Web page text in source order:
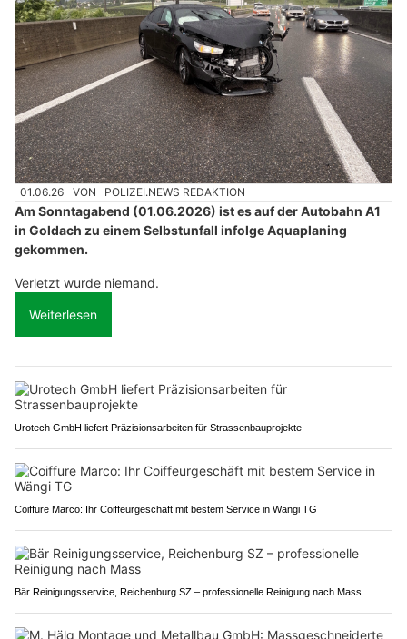
01.06.26 VON POLIZEI.NEWS REDAKTION
Am Sonntagabend (01.06.2026) ist es auf der Autobahn A1
in Goldach zu einem Selbstunfall infolge Aquaplaning
gekommen.
Verletzt wurde niemand.
Weiterlesen
Urotech GmbH liefert Präzisionsarbeiten für Strassenbauprojekte
Coiffure Marco: Ihr Coiffeurgeschäft mit bestem Service in Wängi TG
Bär Reinigungsservice, Reichenburg SZ – professionelle Reinigung nach Mass